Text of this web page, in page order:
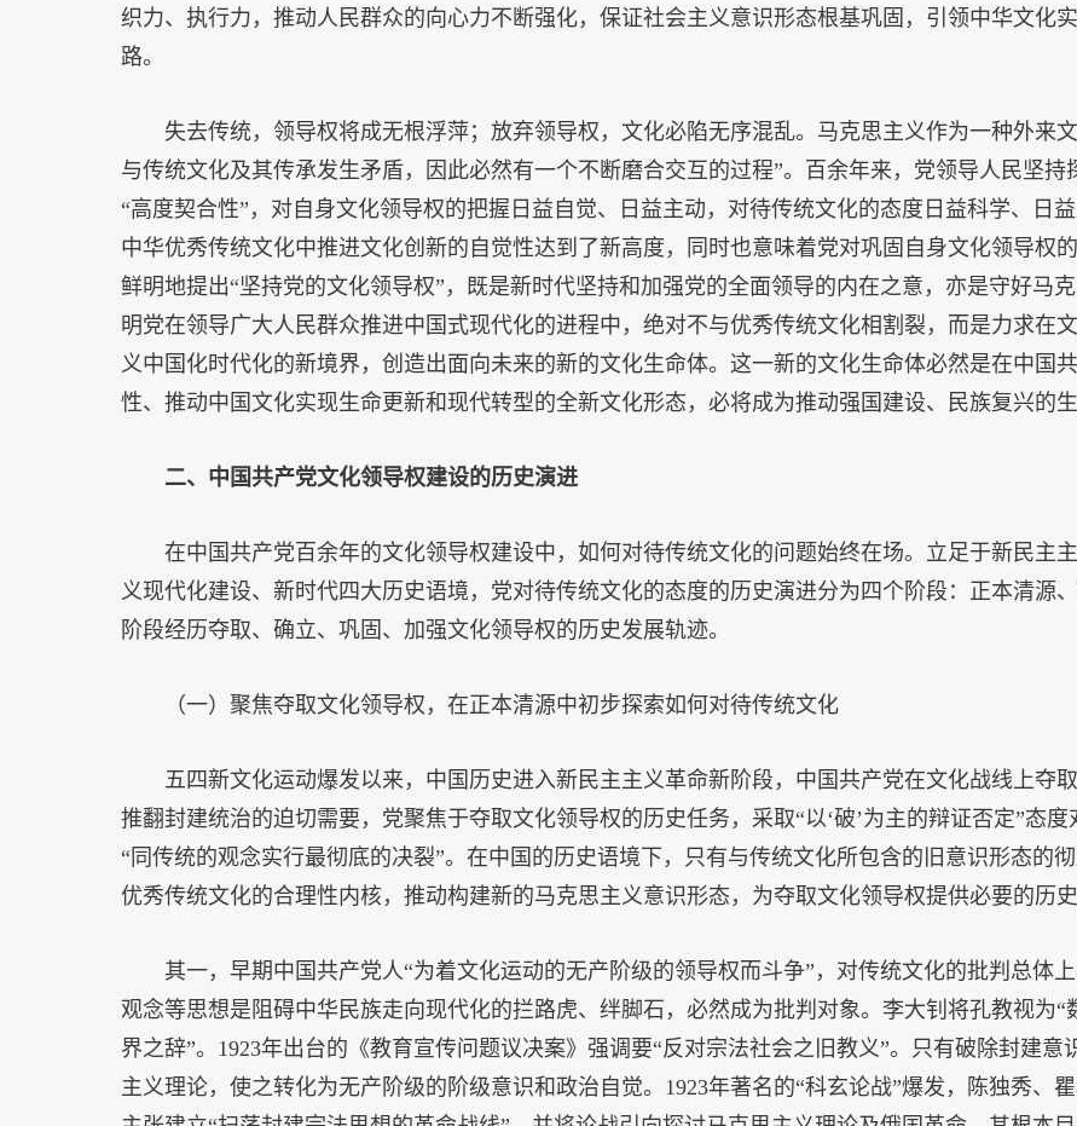
织力、执行力，推动人民群众的向心力不断强化，保证社会主义意识形态根基巩固，引领中华文化
路。
失去传统，领导权将成无根浮萍；放弃领导权，文化必陷无序混乱。马克思主义作为一种外来
与传统文化及其传承发生矛盾，因此必然有一个不断磨合交互的过程”。百余年来，党领导人民坚
“高度契合性”，对自身文化领导权的把握日益自觉、日益主动，对待传统文化的态度日益科学、日
中华优秀传统文化中推进文化创新的自觉性达到了新高度，同时也意味着党对巩固自身文化领导权
鲜明地提出“坚持党的文化领导权”，既是新时代坚持和加强党的全面领导的内在之意，亦是守好马
明党在领导广大人民群众推进中国式现代化的进程中，绝对不与优秀传统文化相割裂，而是力求在
义中国化时代化的新境界，创造出面向未来的新的文化生命体。这一新的文化生命体必然是在中国
性、推动中国文化实现生命更新和现代转型的全新文化形态，必将成为推动强国建设、民族复兴的生
二、中国共产党文化领导权建设的历史演进
在中国共产党百余年的文化领导权建设中，如何对待传统文化的问题始终在场。立足于新民主
义现代化建设、新时代四大历史语境，党对待传统文化的态度的历史演进分为四个阶段：正本清源
阶段经历夺取、确立、巩固、加强文化领导权的历史发展轨迹。
（一）聚焦夺取文化领导权，在正本清源中初步探索如何对待传统文化
五四新文化运动爆发以来，中国历史进入新民主主义革命新阶段，中国共产党在文化战线上夺
推翻封建统治的迫切需要，党聚焦于夺取文化领导权的历史任务，采取“以‘破’为主的辩证否定”态
“同传统的观念实行最彻底的决裂”。在中国的历史语境下，只有与传统文化所包含的旧意识形态的
优秀传统文化的合理性内核，推动构建新的马克思主义意识形态，为夺取文化领导权提供必要的历
其一，早期中国共产党人“为着文化运动的无产阶级的领导权而斗争”，对传统文化的批判总体
观念等思想是阻碍中华民族走向现代化的拦路虎、绊脚石，必然成为批判对象。李大钊将孔教视为“
界之辞”。1923年出台的《教育宣传问题议决案》强调要“反对宗法社会之旧教义”。只有破除封建
主义理论，使之转化为无产阶级的阶级意识和政治自觉。1923年著名的“科玄论战”爆发，陈独秀、